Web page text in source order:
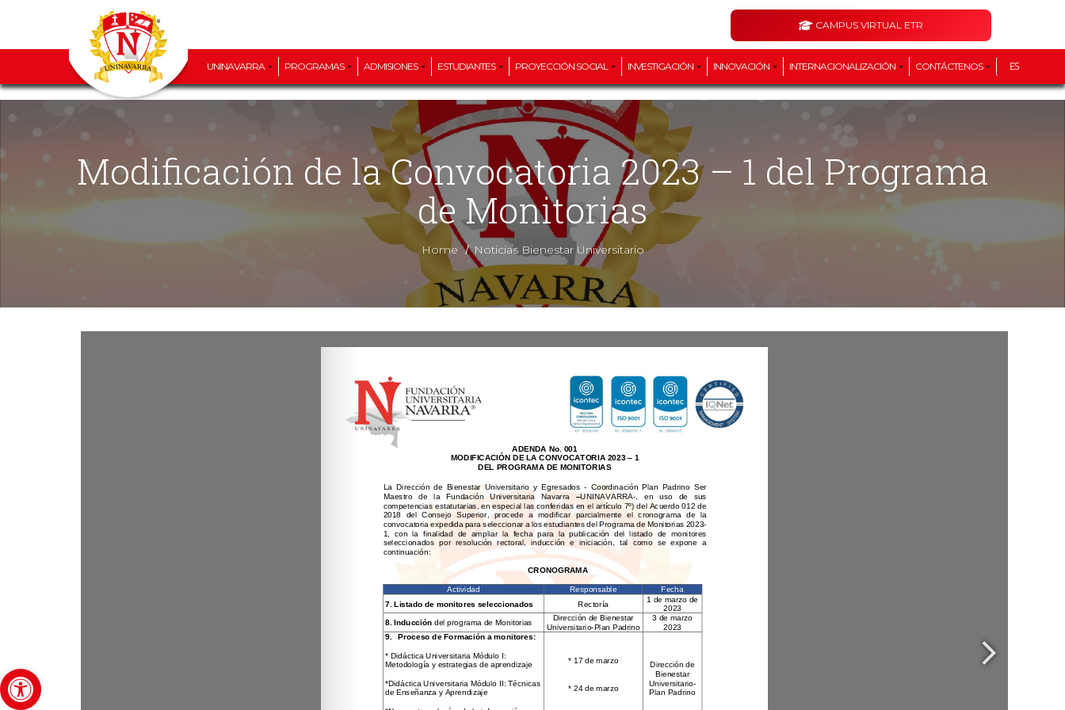
Abrir barra de herramientas
CAMPUS VIRTUAL ETR
UNINAVARRA PROGRAMAS ADMISIONES ESTUDIANTES PROYECCIÓN SOCIAL INVESTIGACIÓN INNOVACIÓN INTERNACIONALIZACIÓN CONTÁCTENOS ES
Modificación de la Convocatoria 2023 – 1 del Programa
de Monitorias
Home /Noticias Bienestar Universitario